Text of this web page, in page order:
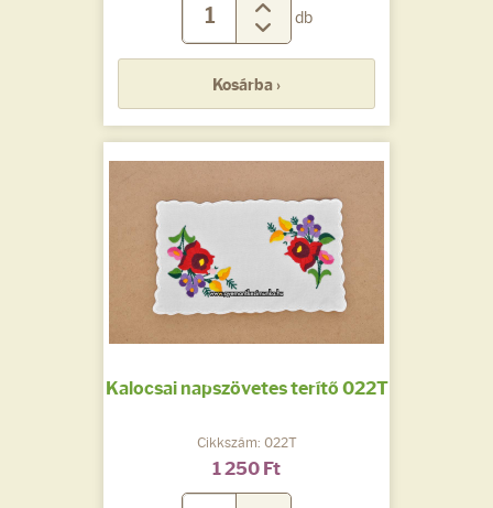
db
Kosárba ›
Kalocsai napszövetes terítő 022T
Cikkszám: 022T
1 250 Ft